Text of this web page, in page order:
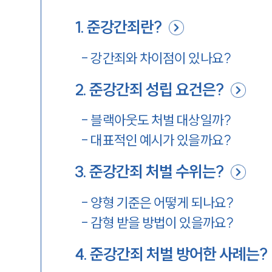
1.준강간죄란?
-강간죄와 차이점이 있나요?
2.준강간죄 성립 요건은?
- 블랙아웃도 처벌 대상일까?
- 대표적인 예시가 있을까요?
3.준강간죄 처벌 수위는?
- 양형 기준은 어떻게 되나요?
- 감형 받을 방법이 있을까요?
4.준강간죄 처벌 방어한 사례는?